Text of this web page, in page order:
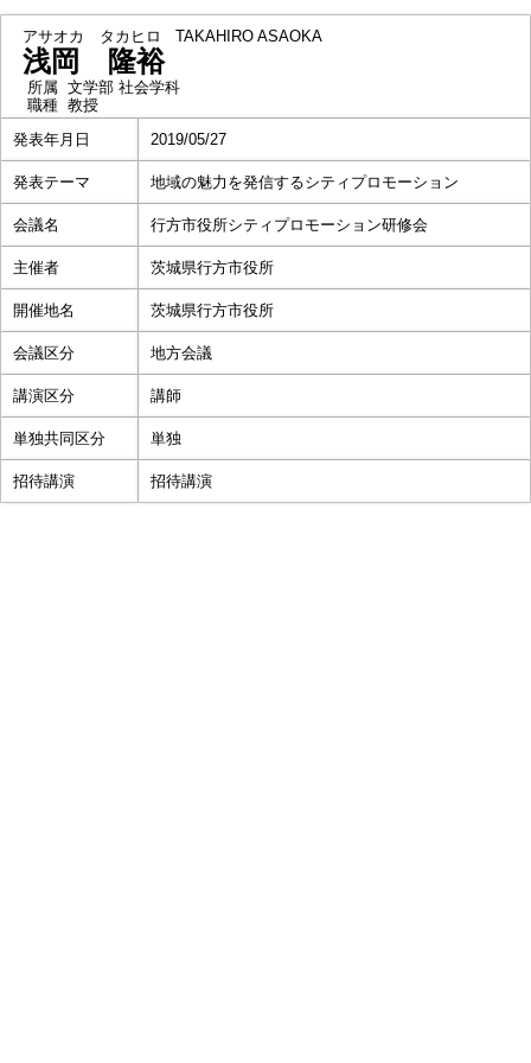
アサオカ タカヒロ TAKAHIRO ASAOKA
浅岡 隆裕
所属 文学部 社会学科
職種 教授
発表年月日
2019/05/27
発表テーマ 地域の魅力を発信するシティプロモーション
会議名 行方市役所シティプロモーション研修会
主催者 茨城県行方市役所
開催地名 茨城県行方市役所
会議区分 地方会議
講演区分 講師
単独共同区分 単独
招待講演 招待講演